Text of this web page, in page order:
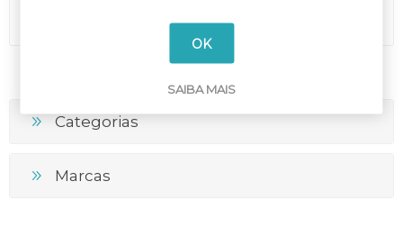
Categorias
Marcas
OK
SAIBA MAIS